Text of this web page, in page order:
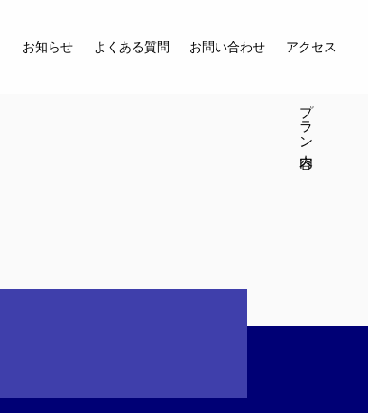
お知らせ よくある質問 お問い合わせ アクセス
プラン内容